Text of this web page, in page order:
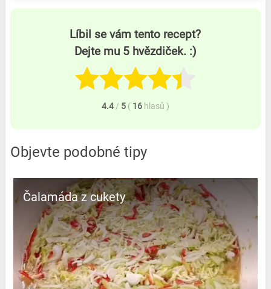
Líbil se vám tento recept?
Dejte mu 5 hvězdiček. :)
4.4 / 5 ( 16 hlasů )
Objevte podobné tipy
Čalamáda z cukety